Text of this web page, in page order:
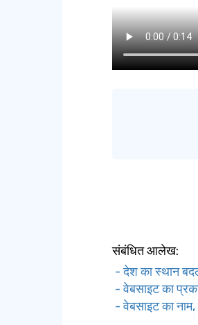
संबंधित आलेख:
- देश का स्थान
- वेबसाइट का
- वेबसाइट का